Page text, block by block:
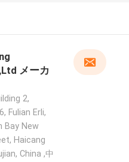
2,
Fulian Erli,
Bay New
Haicang
China ,中